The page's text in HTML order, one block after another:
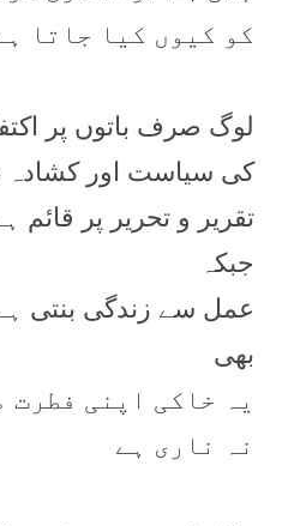
کو کيوں کيا جاتا
لوگ صرف باتوں پر
کی سياست اور کشادہ
تقرير و تحرير پر قائم
جبکہ
عمل سے زندگی بنتی
بھی
يہ خاکی اپنی فطرت
نہ ناری ہے